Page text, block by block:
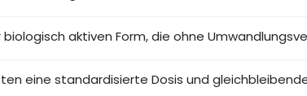
aktiven Form, die ohne
eine standardisierte Dosis und